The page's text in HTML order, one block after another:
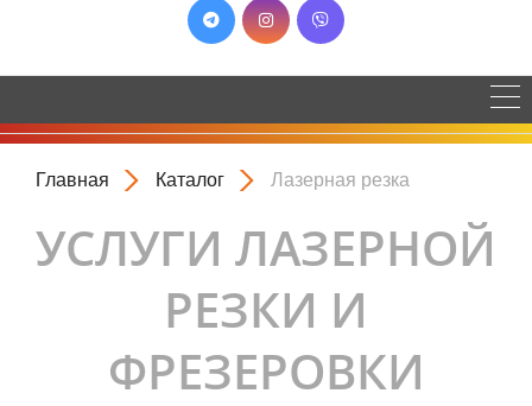
Главная Каталог Лазерная резка
УСЛУГИ ЛАЗЕРНОЙ
РЕЗКИ И
ФРЕЗЕРОВКИ